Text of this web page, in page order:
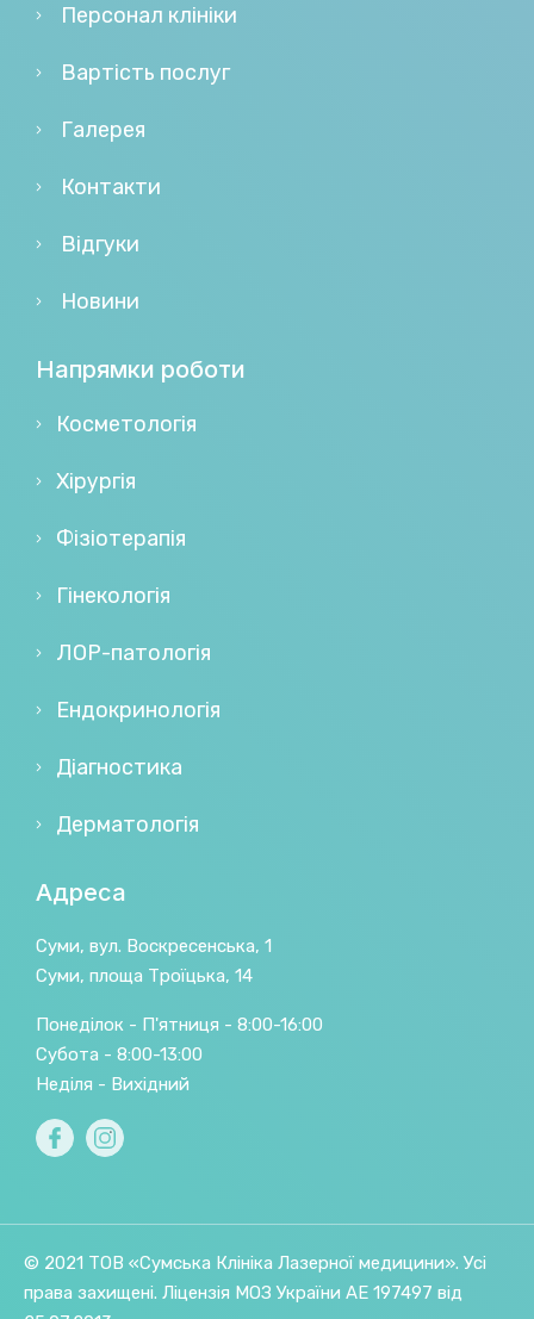
Персонал клініки
Вартість послуг
Галерея
Контакти
Відгуки
Новини
Напрямки роботи
Косметологія
Хірургія
Фізіотерапія
Гінекологія
ЛОР-патологія
Ендокринологія
Діагностика
Дерматологія
Адреса
Суми, вул. Воскресенська, 1
Суми, площа Троїцька, 14
Понеділок - П'ятниця - 8:00-16:00
Субота - 8:00-13:00
Неділя - Вихідний
© 2021 ТОВ «Сумська Клініка Лазерної медицини». Усі
права захищені. Ліцензія МОЗ України АE 197497 від